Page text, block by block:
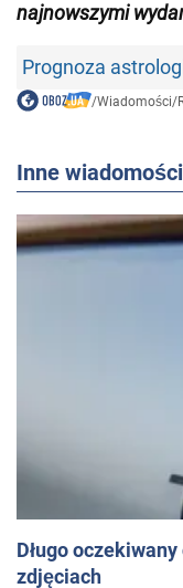
najnowszymi
Prognoza
/Wiadomości/
Inne wiadomości
Długo
zdjęciach